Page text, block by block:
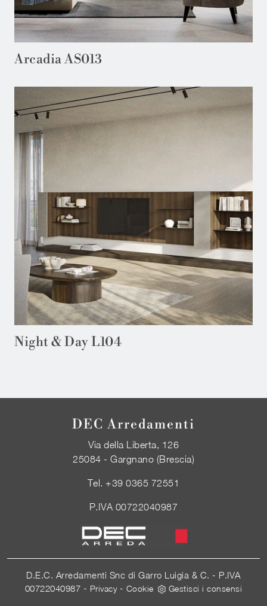
Arcadia AS013
Night & Day L104
DEC Arredamenti
Via della Liberta, 126
25084 - Gargnano (Brescia)
Tel.+39 0365 72551
P.IVA 00722040987
D.E.C. Arredamenti Snc di Garro Luigia & C. - P.IVA
00722040987 - Privacy- Cookie Gestisci i consensi